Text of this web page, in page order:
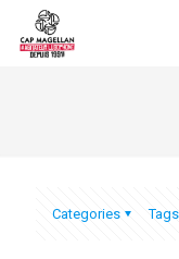
Categories Tags